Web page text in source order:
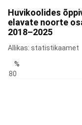
Huvikoolides
elavate noorte
2018–2025
Allikas: statistikaamet
80
%